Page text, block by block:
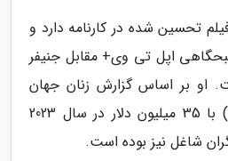
چند فیلم تحسین شده در کارنامه دارد و
اپل تی وی+ مقابل جنیفر
او بر اساس گزارش زنان جهان
(Women in the World) با 35 میلیون دلار در سال 2023
شاغل نیز بوده است.